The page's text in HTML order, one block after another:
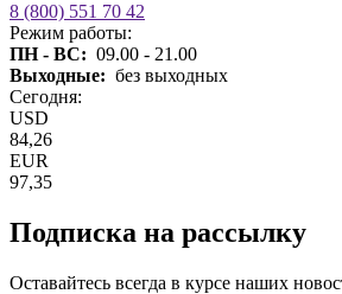
8 (800) 551 70 42
Режим работы:
ПН - ВС: 09.00 - 21.00
Выходные: без выходных
Сегодня:
USD
84,26
EUR
97,35
Подписка на рассылку
Оставайтесь всегда в курсе наших